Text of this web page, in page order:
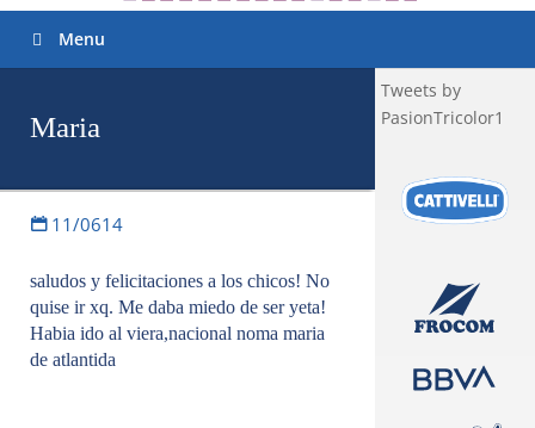
Menu
Maria
11/0614
saludos y felicitaciones a los chicos! No
quise ir xq. Me daba miedo de ser yeta!
Habia ido al viera,nacional noma maria
de atlantida
Tweets by
PasionTricolor1